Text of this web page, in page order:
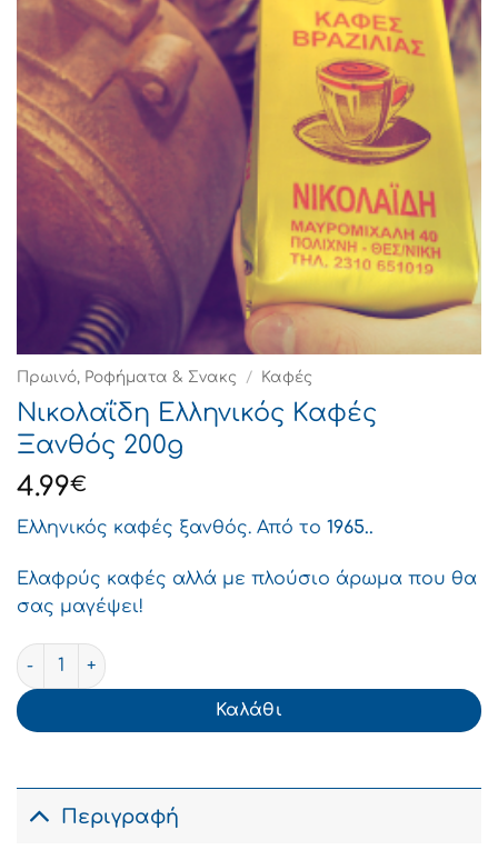
Πρωινό, Ροφήματα & Σνακς / Καφές
Νικολαΐδη Ελληνικός Καφές
Ξανθός 200g
4.99€
Ελληνικός καφές ξανθός. Από το 1965..
Ελαφρύς καφές αλλά με πλούσιο άρωμα που θα
σας μαγέψει!
Νικολαΐδη Ελληνικός Καφές Ξανθός 200g ποσότητα
Καλάθι
Περιγραφή